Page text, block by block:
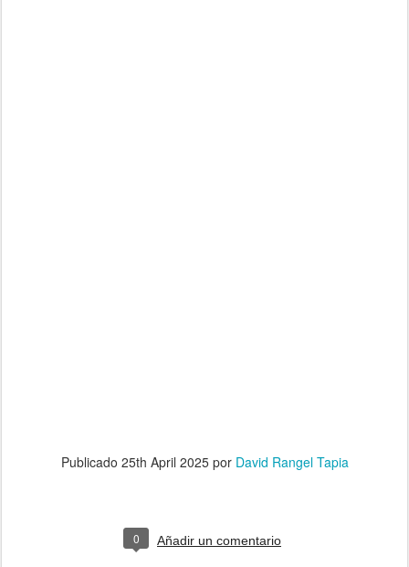
Publicado 25th April 2025por David Rangel Tapia
0 Añadir un comentario